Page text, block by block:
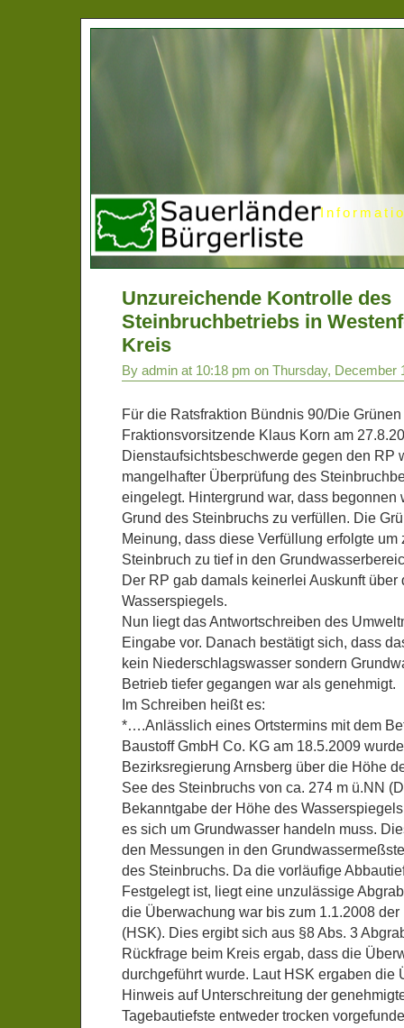
Unzureichende Kontrolle des
Steinbruchbetriebs in
Kreis
By admin at 10:18 pm on Thursday, December
Für die Ratsfraktion Bündnis 90/Die
Fraktionsvorsitzende Klaus Korn am
Dienstaufsichtsbeschwerde gegen den RP
mangelhafter Überprüfung des
eingelegt. Hintergrund war, dass begonnen
Grund des Steinbruchs zu verfüllen. Die
Meinung, dass diese Verfüllung erfolgte um
Steinbruch zu tief in den
Der RP gab damals keinerlei Auskunft über
Wasserspiegels.
Nun liegt das Antwortschreiben des
Eingabe vor. Danach bestätigt sich, dass
kein Niederschlagswasser sondern
Betrieb tiefer gegangen war als genehmigt.
Im Schreiben heißt es:
*….Anlässlich eines Ortstermins mit dem
Baustoff GmbH Co. KG am 18.5.2009
Bezirksregierung Arnsberg über die Höhe
See des Steinbruchs von ca. 274 m ü.NN
Bekanntgabe der Höhe des
es sich um Grundwasser handeln muss.
den Messungen in den
des Steinbruchs. Da die vorläufige
Festgelegt ist, liegt eine unzulässige
die Überwachung war bis zum 1.1.2008
(HSK). Dies ergibt sich aus §8 Abs. 3
Rückfrage beim Kreis ergab, dass die
durchgeführt wurde. Laut HSK ergaben die
Hinweis auf Unterschreitung der
Tagebautiefste entweder trocken